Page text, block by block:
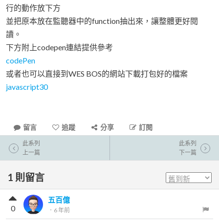
行的動作放下方
並把原本放在監聽器中的function抽出來，讓整體更好閱
讀。
下方附上codepen連結提供參考
codePen
或者也可以直接到WES BOS的網站下載打包好的檔案
javascript30
留言 追蹤 分享 訂閱
此系列
上一篇
此系列
下一篇
1 則留言
五百億
． 6 年前
0